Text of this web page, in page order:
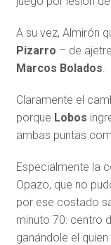
A su vez, Almirón
Pizarro – de
Marcos Bolados
Claramente el
porque Lobos
ambas puntas
Especialmente la
Opazo, que no
por ese costado
minuto 70: centro
ganándole el quien